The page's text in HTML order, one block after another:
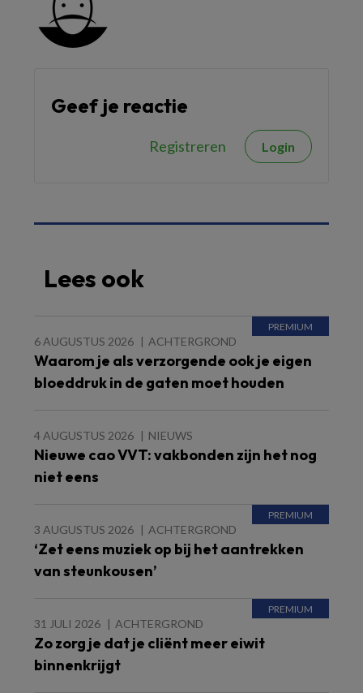
Geef je reactie
Registreren Login
Lees ook
6 AUGUSTUS 2026 ACHTERGROND
Waarom je als verzorgende ook je eigen
bloeddruk in de gaten moet houden
4 AUGUSTUS 2026 NIEUWS
Nieuwe cao VVT: vakbonden zijn het nog
niet eens
3 AUGUSTUS 2026 ACHTERGROND
‘Zet eens muziek op bij het aantrekken
van steunkousen’
31 JULI 2026 ACHTERGROND
Zo zorg je dat je cliënt meer eiwit
binnenkrijgt